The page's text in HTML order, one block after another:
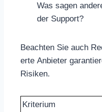
Was sagen
der Support?
Beachten Sie auch
erte Anbieter
Risiken.
Kriterium